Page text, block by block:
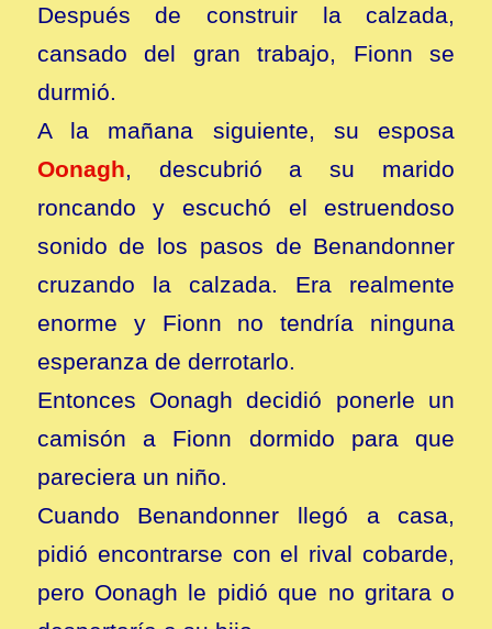
Después de construir la calzada,
cansado del gran trabajo, Fionn se
durmió.
A la mañana siguiente, su esposa
Oonagh, descubrió a su marido
roncando y escuchó el estruendoso
sonido de los pasos de Benandonner
cruzando la calzada. Era realmente
enorme y Fionn no tendría ninguna
esperanza de derrotarlo.
Entonces Oonagh decidió ponerle un
camisón a Fionn dormido para que
pareciera un niño.
Cuando Benandonner llegó a casa,
pidió encontrarse con el rival cobarde,
pero Oonagh le pidió que no gritara o